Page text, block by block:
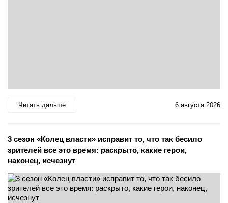
Читать дальше 6 августа 2026
3 сезон «Колец власти» исправит то, что так бесило
зрителей все это время: раскрыто, какие герои,
наконец, исчезнут